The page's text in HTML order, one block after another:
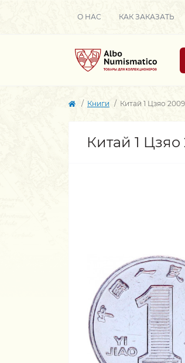
О НАС КАК ЗАКАЗАТЬ
Книги Китай 1 Цзяо
Китай 1